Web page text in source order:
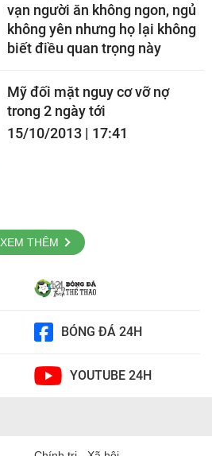
vạn người ăn không ngon, ngủ
không yên nhưng họ lại không
biết điều quan trọng này
Mỹ đối mặt nguy cơ vỡ nợ
trong 2 ngày tới
15/10/2013 | 17:41
XEM THÊM
BÓNG ĐÁ 24H
YOUTUBE 24H